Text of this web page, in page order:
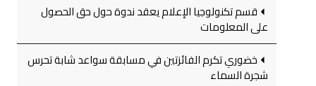
قسم تكنولوجيا الإعلام يعقد ندوة حول حق الحصول
على المعلومات
خضوري تكرم الفائزتين في مسابقة سواعد شابة تحرس
شجرة السماء